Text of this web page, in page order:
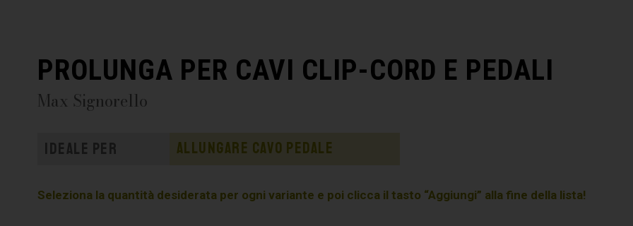
PROLUNGA PER CAVI CLIP-CORD E PEDALI
Max Signorello
Ideale per Allungare cavo pedale
Seleziona la quantità desiderata per ogni variante e poi clicca il tasto “Aggiungi” alla fine della lista!